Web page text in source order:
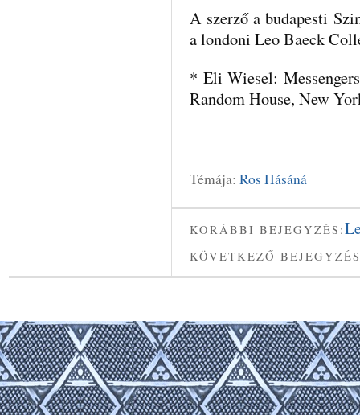
A szerző a budapesti
a londoni Leo Baeck
* Eli Wiesel:
Random House, New
Témája: Ros Hásáná
KORÁBBI BEJEGYZÉS:
KÖVETKEZŐ